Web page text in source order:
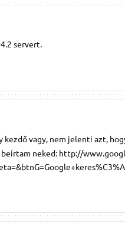
servert.
kezdő vagy, nem jelenti azt,
beírtam neked: http://